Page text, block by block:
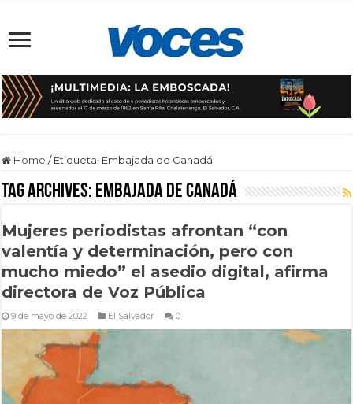
Home / Etiqueta: Embajada de Canadá
Tag Archives: Embajada de Canadá
Mujeres periodistas afrontan “con
valentía y determinación, pero con
mucho miedo” el asedio digital, afirma
directora de Voz Pública
9 de mayo de 2022 El Salvador 0